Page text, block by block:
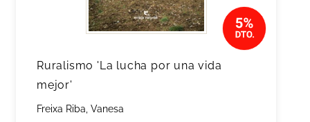
Ruralismo 'La lucha por una vida
mejor'
Freixa Riba, Vanesa